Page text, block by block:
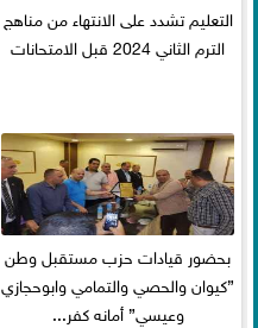
التعليم تشدد على الانتهاء من مناهج
الترم الثاني 2024 قبل الامتحانات
بحضور قيادات حزب مستقبل وطن
”كيوان والحصي والتمامي وابوحجازي
وعيسي” أمانه كفر...